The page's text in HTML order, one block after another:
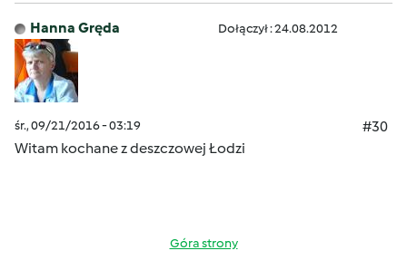
Hanna Gręda Dołączył : 24.08.2012
śr., 09/21/2016 - 03:19
#30
Witam kochane z deszczowej Łodzi
Góra strony